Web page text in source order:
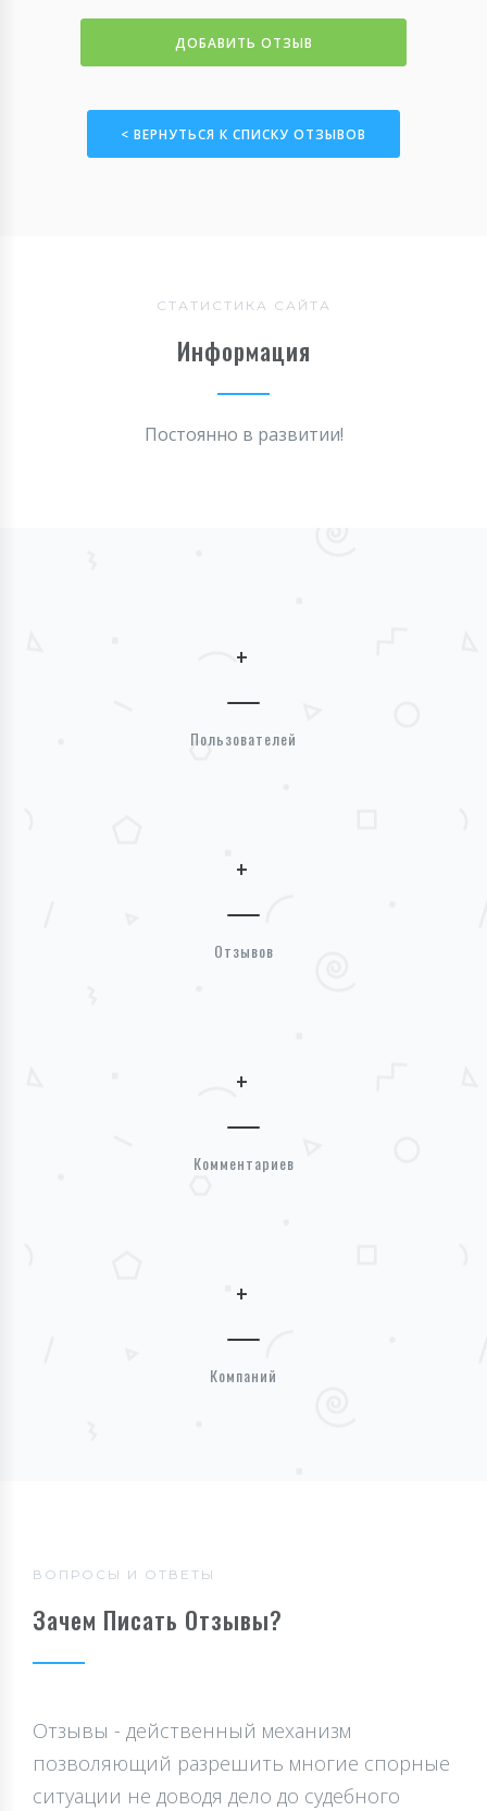
ДОБАВИТЬ ОТЗЫВ
< ВЕРНУТЬСЯ К СПИСКУ ОТЗЫВОВ
СТАТИСТИКА САЙТА
Информация
Постоянно в развитии!
+
Пользователей
+
Отзывов
+
Комментариев
+
Компаний
ВОПРОСЫ И ОТВЕТЫ
Зачем Писать Отзывы?
Отзывы - действенный механизм
позволяющий разрешить многие спорные
ситуации не доводя дело до судебного